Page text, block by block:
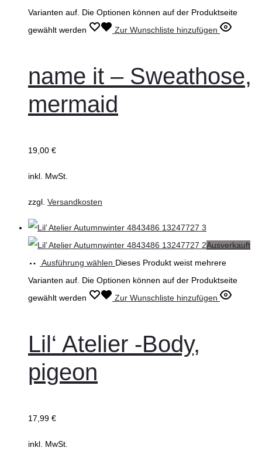
Varianten auf. Die Optionen können auf der Produktseite
gewählt werden
Zur Wunschliste hinzufügen
name it – Sweathose,
mermaid
19,00 €
inkl. MwSt.
zzgl. Versandkosten
Ausverkauft
Ausführung wählen Dieses Produkt weist mehrere
Varianten auf. Die Optionen können auf der Produktseite
gewählt werden
Zur Wunschliste hinzufügen
Lil‘ Atelier -Body,
pigeon
17,99 €
inkl. MwSt.